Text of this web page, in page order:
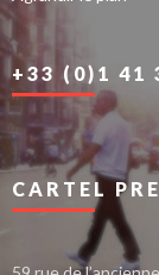
+33 (0)1 41
CARTEL